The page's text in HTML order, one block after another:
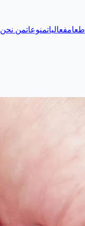
طعامفعالياتمنوعاتمن نحن